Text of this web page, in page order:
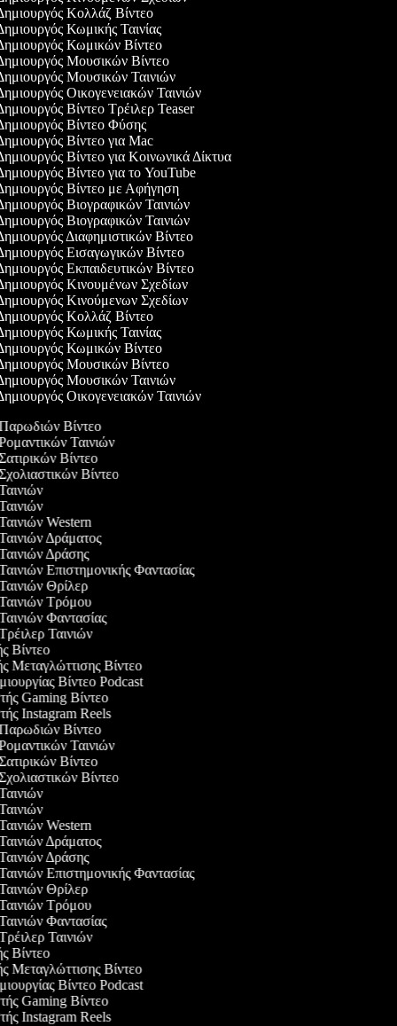
Κολλάζ Βίντεο
Κωμικής Ταινίας
Κωμικών Βίντεο
Μουσικών Βίντεο
Μουσικών Ταινιών
Οικογενειακών Ταινιών
Βίντεο Τρέιλερ Teaser
Βίντεο Φύσης
Βίντεο για Mac
Βίντεο για Κοινωνικά Δίκτυα
Βίντεο για το YouTube
Βίντεο με Αφήγηση
Βιογραφικών Ταινιών
Βιογραφικών Ταινιών
Διαφημιστικών Βίντεο
Εισαγωγικών Βίντεο
Εκπαιδευτικών Βίντεο
Κινουμένων Σχεδίων
Κινούμενων Σχεδίων
Κολλάζ Βίντεο
Κωμικής Ταινίας
Κωμικών Βίντεο
Μουσικών Βίντεο
Μουσικών Ταινιών
Οικογενειακών Ταινιών
Παρωδιών Βίντεο
Ταινιών
Βίντεο
Βίντεο
Western
Δράματος
Δράσης
Επιστημονικής Φαντασίας
Θρίλερ
Τρόμου
Φαντασίας
Ταινιών
Βίντεο
Μεταγλώττισης Βίντεο
Βίντεο Podcast
Gaming Βίντεο
Instagram Reels
Παρωδιών Βίντεο
Ταινιών
Βίντεο
Βίντεο
Western
Δράματος
Δράσης
Επιστημονικής Φαντασίας
Θρίλερ
Τρόμου
Φαντασίας
Ταινιών
Βίντεο
Μεταγλώττισης Βίντεο
Βίντεο Podcast
Gaming Βίντεο
Instagram Reels